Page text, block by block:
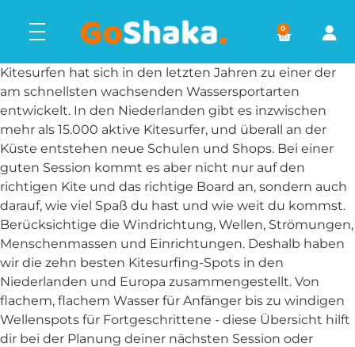
0
Kitesurfen hat sich in den letzten Jahren zu einer der
am schnellsten wachsenden Wassersportarten
entwickelt. In den Niederlanden gibt es inzwischen
mehr als 15.000 aktive Kitesurfer, und überall an der
Küste entstehen neue Schulen und Shops. Bei einer
guten Session kommt es aber nicht nur auf den
richtigen Kite und das richtige Board an, sondern auch
darauf, wie viel Spaß du hast und wie weit du kommst.
Berücksichtige die Windrichtung, Wellen, Strömungen,
Menschenmassen und Einrichtungen. Deshalb haben
wir die zehn besten Kitesurfing-Spots in den
Niederlanden und Europa zusammengestellt. Von
flachem, flachem Wasser für Anfänger bis zu windigen
Wellenspots für Fortgeschrittene - diese Übersicht hilft
dir bei der Planung deiner nächsten Session oder